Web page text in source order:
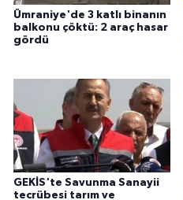
Ümraniye'de 3 katlı binanın
balkonu çöktü: 2 araç hasar
gördü
GEKİS'te Savunma Sanayii
tecrübesi tarım ve